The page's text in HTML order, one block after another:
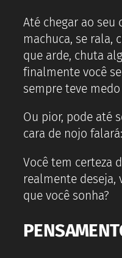
Até chegar ao seu
machuca, se rala,
que arde, chuta
finalmente você
sempre teve
Ou pior, pode até
cara de nojo
Você tem certeza
realmente deseja,
que você sonha?